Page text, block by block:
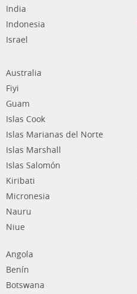
India
Indonesia
Israel
Australia
Fiyi
Guam
Islas Cook
Islas Marianas del Norte
Islas Marshall
Islas Salomón
Kiribati
Micronesia
Nauru
Niue
Angola
Benín
Botswana